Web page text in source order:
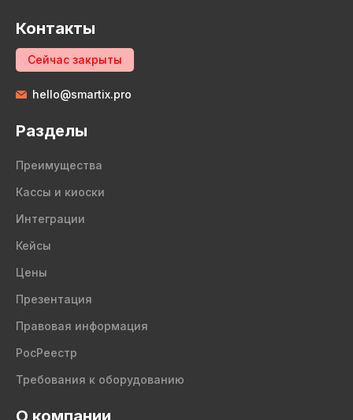
Контакты
Сейчас закрыты
hello@smartix.pro
Разделы
Преимущества
Кассы и киоски
Интеграции
Кейсы
Цены
Презентация
Правовая информация
РосРеестр
Требования к оборудованию
О компании